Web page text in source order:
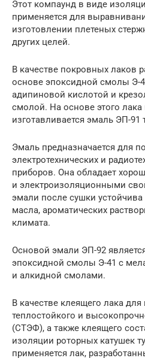
Этот компаунд в виде
применяется для
изготовлении плетеных
других целей.
В качестве покровных лаков
основе эпоксидной смолы Э-
адипиновой кислотой и
смолой. На основе этого лака
изготавливается эмаль ЭП-91
Эмаль предназначается для
электротехнических и
приборов. Она обладает
и электроизоляционными
эмали после сушки
масла, ароматических
климата.
Основой эмали ЭП-92
эпоксидной смолы Э-41 с
и алкидной смолами.
В качестве клеящего лака для
теплостойкого и
(СТЭФ), а также клеящего
изоляции роторных катушек
применяется лак,